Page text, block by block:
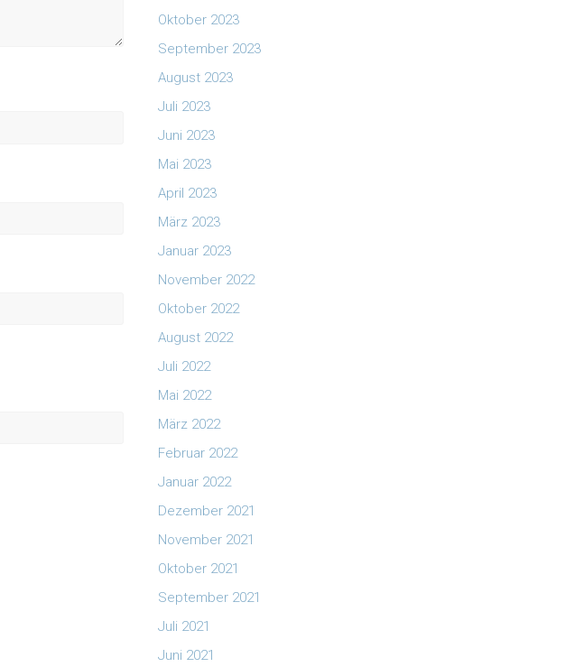
Oktober 2023
September 2023
August 2023
Juli 2023
Juni 2023
Mai 2023
April 2023
März 2023
Januar 2023
November 2022
Oktober 2022
August 2022
Juli 2022
Mai 2022
März 2022
Februar 2022
Januar 2022
Dezember 2021
November 2021
Oktober 2021
September 2021
Juli 2021
Juni 2021